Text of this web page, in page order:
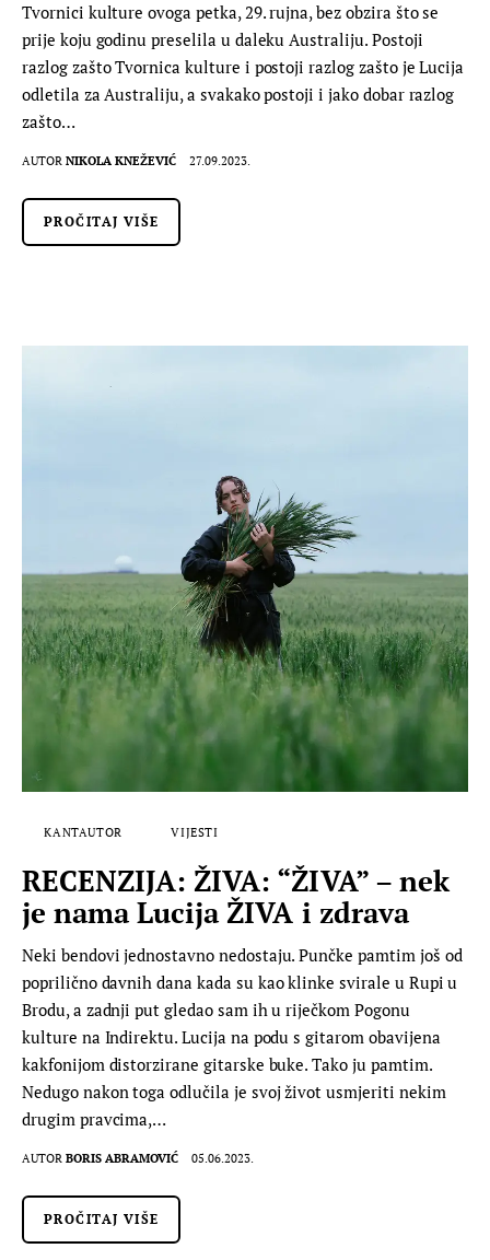
Tvornici kulture ovoga petka, 29. rujna, bez obzira što se
prije koju godinu preselila u daleku Australiju. Postoji
razlog zašto Tvornica kulture i postoji razlog zašto je Lucija
odletila za Australiju, a svakako postoji i jako dobar razlog
zašto…
AUTOR NIKOLA KNEŽEVIĆ 27.09.2023.
PROČITAJ VIŠE
KANTAUTOR VIJESTI
RECENZIJA: ŽIVA: “ŽIVA” – nek
je nama Lucija ŽIVA i zdrava
Neki bendovi jednostavno nedostaju. Punčke pamtim još od
poprilično davnih dana kada su kao klinke svirale u Rupi u
Brodu, a zadnji put gledao sam ih u riječkom Pogonu
kulture na Indirektu. Lucija na podu s gitarom obavijena
kakfonijom distorzirane gitarske buke. Tako ju pamtim.
Nedugo nakon toga odlučila je svoj život usmjeriti nekim
drugim pravcima,…
AUTOR BORIS ABRAMOVIĆ 05.06.2023.
PROČITAJ VIŠE